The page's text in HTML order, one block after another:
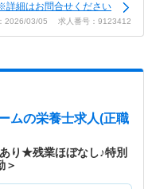
細はお問合せください
2026/03/05 求人番号：9123412
ムの栄養士求人(正職
り★残業ほぼなし♪特別
＞